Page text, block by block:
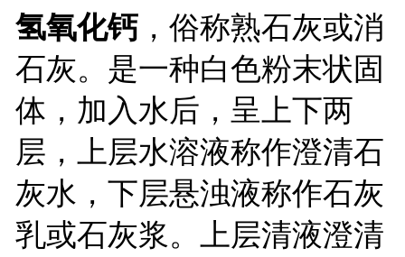
氢氧化钙，俗称熟石灰或消
石灰。是一种白色粉末状固
体，加入水后，呈上下两
层，上层水溶液称作澄清石
灰水，下层悬浊液称作石灰
乳或石灰浆。上层清液澄清